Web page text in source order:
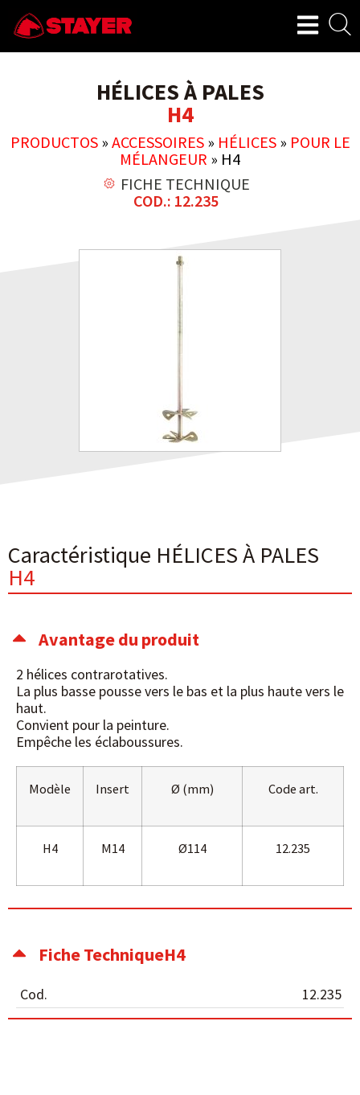
HÉLICES À PALES
H4
PRODUCTOS» ACCESSOIRES» HÉLICES» POUR LE
MÉLANGEUR » H4
FICHE TECHNIQUE
COD.: 12.235
Caractéristique HÉLICES À PALES
H4
Avantage du produit
2 hélices contrarotatives.
La plus basse pousse vers le bas et la plus haute vers le
haut.
Convient pour la peinture.
Empêche les éclaboussures.
Modèle Insert Ø (mm) Code art.
H4 M14 Ø114 12.235
Fiche TechniqueH4
Cod. 12.235